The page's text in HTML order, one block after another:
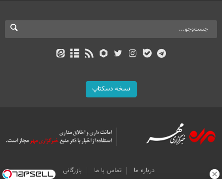
نسخه دسکتاپ
درباره ما تماس با ما بازرگانی